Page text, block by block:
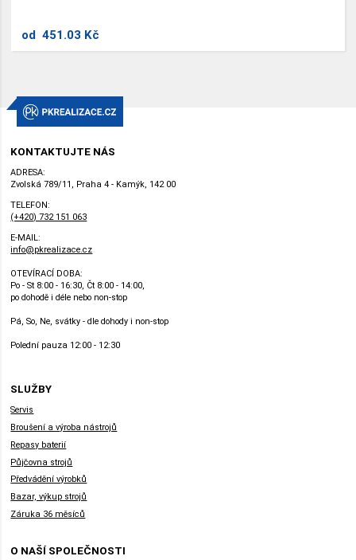
od 451.03 Kč
KONTAKTUJTE NÁS
ADRESA:
Zvolská 789/11, Praha 4 - Kamýk, 142 00
TELEFON:
(+420) 732 151 063
E-MAIL:
info@pkrealizace.cz
OTEVÍRACÍ DOBA:
Po - St 8:00 - 16:30, Čt 8:00 - 14:00,
po dohodě i déle nebo non-stop
Pá, So, Ne, svátky - dle dohody i non-stop
Polední pauza 12:00 - 12:30
SLUŽBY
Servis
Broušení a výroba nástrojů
Repasy baterií
Půjčovna strojů
Předvádění výrobků
Bazar, výkup strojů
Záruka 36 měsíců
O NAŠÍ SPOLEČNOSTI